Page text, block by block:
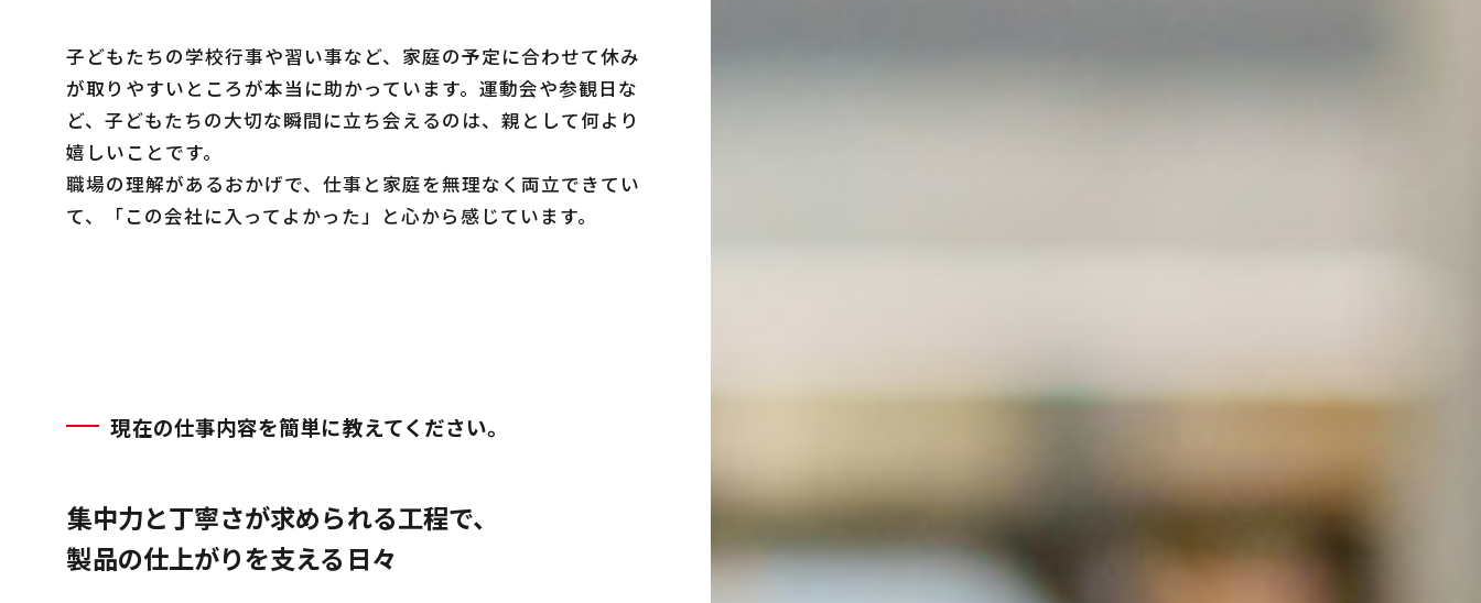
子どもたちの学校行事や習い事など、家庭の予定に合わせて休み
が取りやすいところが本当に助かっています。運動会や参観日な
ど、子どもたちの大切な瞬間に立ち会えるのは、親として何より
嬉しいことです。
職場の理解があるおかげで、仕事と家庭を無理なく両立できてい
て、「この会社に入ってよかった」と心から感じています。
現在の仕事内容を簡単に教えてください。
集中力と丁寧さが求められる工程で、
製品の仕上がりを支える日々